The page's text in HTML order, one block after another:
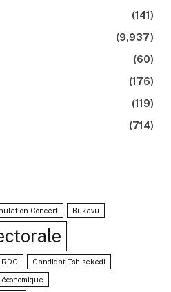
(141)
(9,937)
(60)
(176)
(119)
(714)
Concert Bukavu
Candidat Tshisekedi